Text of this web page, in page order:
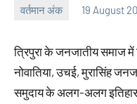
वर्तमान अंक 19 August
त्रिपुरा के जनजातीय समाज में
नोवातिया, उचई, मुरासिंह
समुदाय के अलग-अलग